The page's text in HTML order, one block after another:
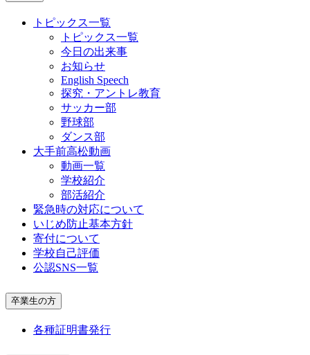
トピックス一覧
トピックス一覧
今日の出来事
お知らせ
English Speech
探究・アントレ教育
サッカー部
野球部
ダンス部
大手前高松動画
動画一覧
学校紹介
部活紹介
緊急時の対応について
いじめ防止基本方針
寄付について
学校自己評価
公認SNS一覧
卒業生の方
各種証明書発行